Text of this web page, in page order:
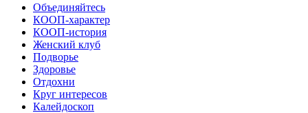
Объединяйтесь
КООП-характер
КООП-история
Женский клуб
Подворье
Здоровье
Отдохни
Круг интересов
Калейдоскоп